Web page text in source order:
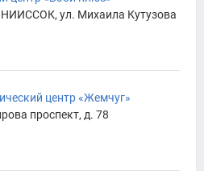
ул. Михаила Кутузова
центр «Жемчуг»
проспект, д. 78